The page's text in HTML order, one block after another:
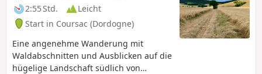
2:55 Std.
Leicht
Start in Coursac (Dordogne)
Eine angenehme Wanderung mit
Waldabschnitten und Ausblicken auf die
hügelige Landschaft südlich von